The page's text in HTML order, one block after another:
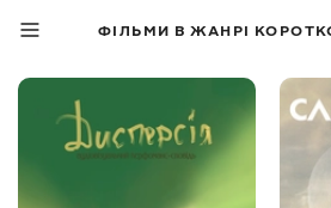
ФІЛЬМИ В ЖАНРІ